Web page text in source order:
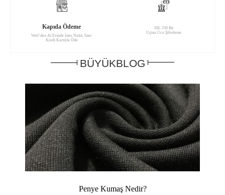
Kapıda Ödeme
Web’den Al Evinde İster Nakit, İster
Kredi Kartıyla Öde
SSL 256 Bit
Uçtan Uca Şifreleme
BÜYÜKBLOG
Penye Kumaş Nedir?